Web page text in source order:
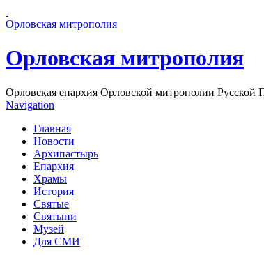
Орловская митрополия
Орловская митрополия
Орловская епархия Орловской митрополии Русской
Navigation
Главная
Новости
Архипастырь
Епархия
Храмы
История
Святые
Святыни
Музей
Для СМИ